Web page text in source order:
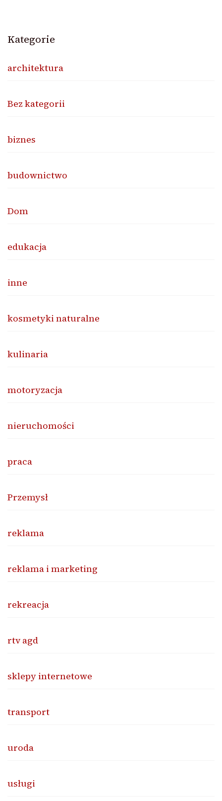
Kategorie
architektura
Bez kategorii
biznes
budownictwo
Dom
edukacja
inne
kosmetyki naturalne
kulinaria
motoryzacja
nieruchomości
praca
Przemysł
reklama
reklama i marketing
rekreacja
rtv agd
sklepy internetowe
transport
uroda
usługi